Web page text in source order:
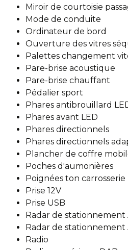
Miroir de courtoisie
Mode de conduite
Ordinateur de bord
Ouverture des vitres
Palettes changement
Pare-brise acoustique
Pare-brise chauffant
Pédalier sport
Phares antibrouillard
Phares avant LED
Phares directionnels
Phares directionnels
Plancher de coffre
Poches d'aumonières
Poignées ton carrosserie
Prise 12V
Prise USB
Radar de stationnement
Radar de stationnement
Radio